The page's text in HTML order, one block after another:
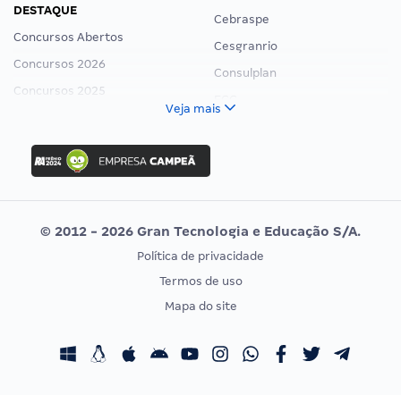
DESTAQUE
Concursos Abertos
Concursos 2026
Concursos 2025
Concurso Nacional Unificado
Concurso Ibama
Concurso MPU
Editais publicados
Cebraspe
Cesgranrio
Consulplan
Vunesp
CONCURSOS POR PROFISSÃO
Concursos Fiscais
EXAME DE ORDEM
Calendário OAB
Veja mais
© 2012 - 2026 Gran Tecnologia e Educação S/A.
Política de privacidade
Termos de uso
Mapa do site